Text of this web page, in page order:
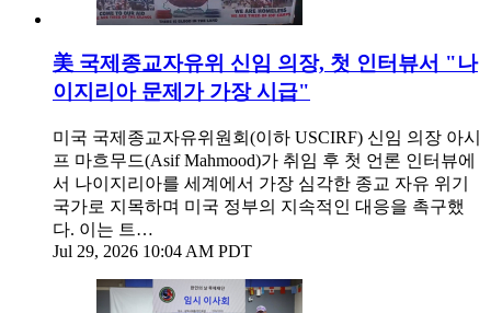
美 국제종교자유위 신임 의장, 첫 인터뷰서 "나
이지리아 문제가 가장 시급"
미국 국제종교자유위원회(이하 USCIRF) 신임 의장 아시
프 마흐무드(Asif Mahmood)가 취임 후 첫 언론 인터뷰에
서 나이지리아를 세계에서 가장 심각한 종교 자유 위기
국가로 지목하며 미국 정부의 지속적인 대응을 촉구했
다. 이는 트…
Jul 29, 2026 10:04 AM PDT